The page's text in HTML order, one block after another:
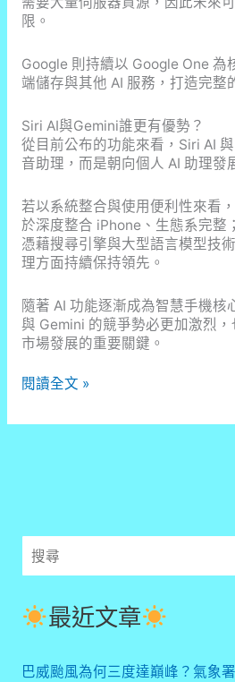
限。
Google 則持續以 Google One 為
端儲存與其他 AI 服務，打造完整
Siri AI與Gemini誰更有優勢？
從目前公布的功能來看，Siri AI
音助理，而是朝向個人 AI 助理發
若以系統整合與使用便利性來看
於深度整合 iPhone、生態系完整
憑藉搜尋引擎與大型語言模型技
理方面持續保持領先。
隨著 AI 功能逐漸成為智慧手機核
與 Gemini 的競爭勢必更加激烈
市場發展的重要關鍵。
Siri
WWDC
2026
新
AI
手
閱讀全文 »
搜
尋
最近文章
巴威颱風為何三度達巔峰？氣象